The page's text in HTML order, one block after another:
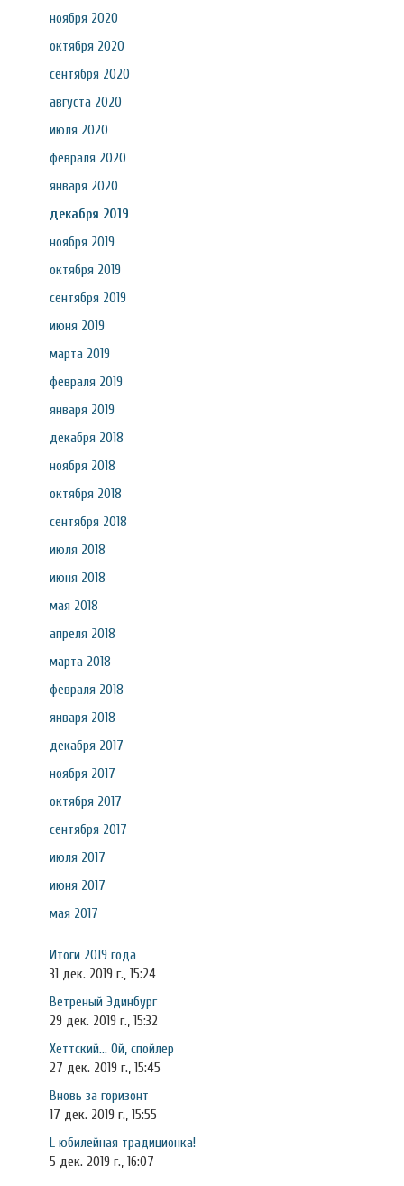
ноября 2020
октября 2020
сентября 2020
августа 2020
июля 2020
февраля 2020
января 2020
декабря 2019
ноября 2019
октября 2019
сентября 2019
июня 2019
марта 2019
февраля 2019
января 2019
декабря 2018
ноября 2018
октября 2018
сентября 2018
июля 2018
июня 2018
мая 2018
апреля 2018
марта 2018
февраля 2018
января 2018
декабря 2017
ноября 2017
октября 2017
сентября 2017
июля 2017
июня 2017
мая 2017
Итоги 2019 года
31 дек. 2019 г., 15:24
Ветреный Эдинбург
29 дек. 2019 г., 15:32
Хеттский... Ой, спойлер
27 дек. 2019 г., 15:45
Вновь за горизонт
17 дек. 2019 г., 15:55
L юбилейная традиционка!
5 дек. 2019 г., 16:07